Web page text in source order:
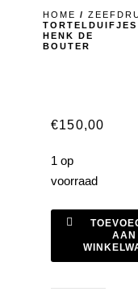
HOME /
TORTELDUIFJES
HENK DE
BOUTER
€150,00
1 op
voorraad
zeefdruk
Bouter
AAN